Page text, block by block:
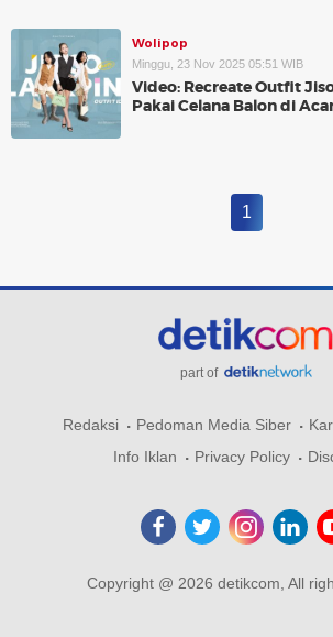
Wolipop
Minggu, 23 Nov 2025 05:51 WIB
Video: Recreate Outfit
Pakai Celana Balon di
1
part of
Redaksi Pedoman Media Siber
Info Iklan
Privacy Policy
Copyright @ 2026 detikcom, All